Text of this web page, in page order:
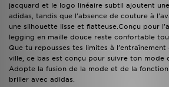
jacquard et le logo linéaire subtil ajoutent
adidas, tandis que l'absence de couture à
une silhouette lisse et flatteuse.Conçu pour
legging en maille douce reste confortable
Que tu repousses tes limites à
ville, ce bas est conçu pour suivre ton mode
Adopte la fusion de la mode et de la
briller avec adidas.